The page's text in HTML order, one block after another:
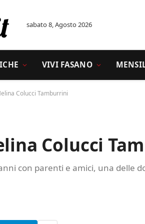
sabato 8, Agosto 2026
VIVI FASANO
Colucci Tamburrini
Colucci
con parenti e amici, una delle